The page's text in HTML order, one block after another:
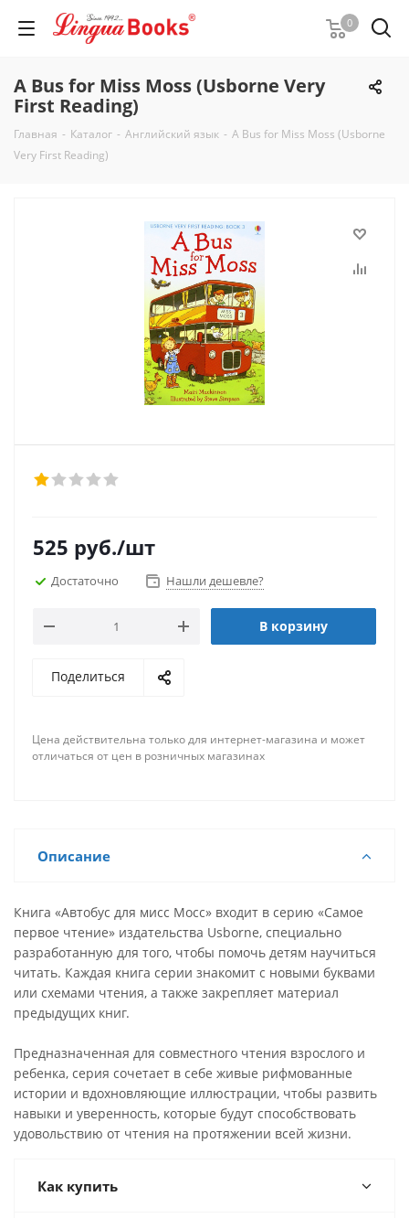
0
A Bus for Miss Moss (Usborne Very
First Reading)
Главная - Каталог - Английский язык - A Bus for Miss Moss (Usborne
Very First Reading)
525 руб./шт
Достаточно Нашли дешевле?
В корзину
Поделиться
Цена действительна только для интернет-магазина и может
отличаться от цен в розничных магазинах
Описание
Книга «Автобус для мисс Мосс» входит в серию «Самое
первое чтение» издательства Usborne, специально
разработанную для того, чтобы помочь детям научиться
читать. Каждая книга серии знакомит с новыми буквами
или схемами чтения, а также закрепляет материал
предыдущих книг.
Предназначенная для совместного чтения взрослого и
ребенка, серия сочетает в себе живые рифмованные
истории и вдохновляющие иллюстрации, чтобы развить
навыки и уверенность, которые будут способствовать
удовольствию от чтения на протяжении всей жизни.
Как купить